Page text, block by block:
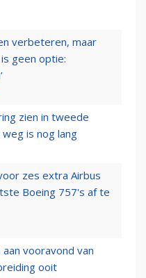
verbeteren, maar
geen optie:
zien in tweede
is nog lang
zes extra Airbus
Boeing 757's af te
aan vooravond van
ooit